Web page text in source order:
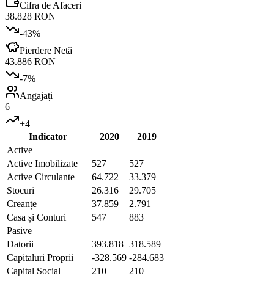
Cifra de Afaceri
38.828 RON
-43%
Pierdere Netă
43.886 RON
-7%
Angajați
6
+4
Indicator
2020
2019
Active
Active Imobilizate
527
527
Active Circulante
64.722
33.379
Stocuri
26.316
29.705
Creanțe
37.859
2.791
Casa și Conturi
547
883
Pasive
Datorii
393.818 318.589
Capitaluri Proprii
-328.569 -284.683
Capital Social
210
210